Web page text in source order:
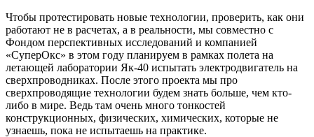
Чтобы протестировать новые технологии, проверить, как они
работают не в расчетах, а в реальности, мы совместно с
Фондом перспективных исследований и компанией
«СуперОкс» в этом году планируем в рамках полета на
летающей лаборатории Як-40 испытать электродвигатель на
сверхпроводниках. После этого проекта мы про
сверхпроводящие технологии будем знать больше, чем кто-
либо в мире. Ведь там очень много тонкостей
конструкционных, физических, химических, которые не
узнаешь, пока не испытаешь на практике.